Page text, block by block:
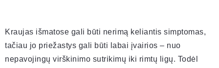
Kraujas išmatose gali būti nerimą keliantis simptomas,
tačiau jo priežastys gali būti labai įvairios – nuo
nepavojingų virškinimo sutrikimų iki rimtų ligų. Todėl